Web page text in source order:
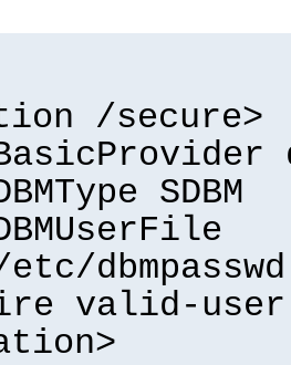
/secure>
SDBM
etc/dbmpasswd
valid-user